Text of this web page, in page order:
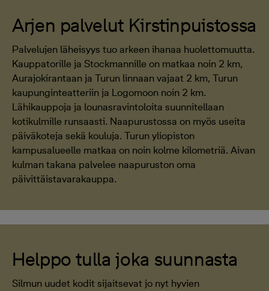
Arjen palvelut Kirstinpuistossa
Palvelujen läheisyys tuo arkeen ihanaa huolettomuutta.
Kauppatorille ja Stockmannille on matkaa noin 2 km,
Aurajokirantaan ja Turun linnaan vajaat 2 km, Turun
kaupunginteatteriin ja Logomoon noin 2 km.
Lähikauppoja ja lounasravintoloita suunnitellaan
kotikulmille runsaasti. Naapurustossa on myös useita
päiväkoteja sekä kouluja. Turun yliopiston
kampusalueelle matkaa on noin kolme kilometriä. Aivan
kulman takana palvelee naapuruston oma
päivittäistavarakauppa.
Helppo tulla joka suunnasta
Silmun uudet kodit sijaitsevat jo nyt hyvien